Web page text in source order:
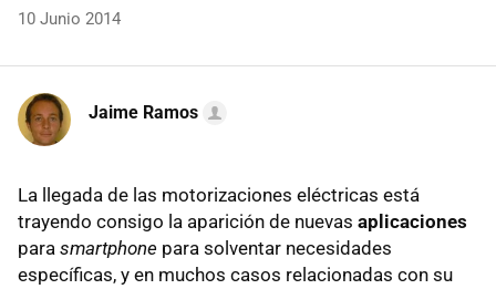
10 Junio 2014
Jaime Ramos
La llegada de las motorizaciones eléctricas está
trayendo consigo la aparición de nuevas aplicaciones
para smartphone para solventar necesidades
específicas, y en muchos casos relacionadas con su